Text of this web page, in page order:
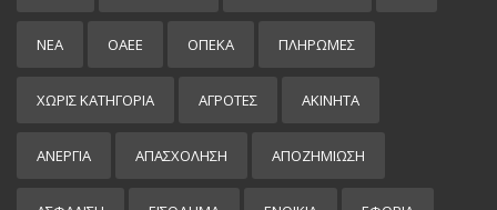
ΝΕΑ ΟΑΕΕ ΟΠΕΚΑ ΠΛΗΡΩΜΕΣ
ΧΩΡΊΣ ΚΑΤΗΓΟΡΊΑ ΑΓΡΟΤΕΣ ΑΚΙΝΗΤΑ
ΑΝΕΡΓΙΑ ΑΠΑΣΧΟΛΗΣΗ ΑΠΟΖΗΜΙΩΣΗ